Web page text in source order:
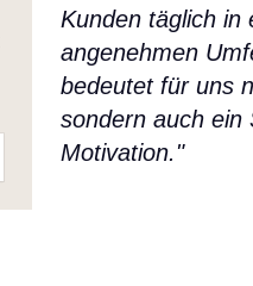
Kunden täglich in
angenehmen
bedeutet für uns
sondern auch ein
Motivation."